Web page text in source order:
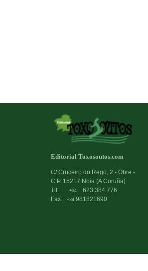
Editorial Toxosoutos.com
C/ Cruceiro do Rego, 2 - Obre -
C.P. 15217 Noia (A Coruña)
Tlf:
+34
623 384 776
Fax:
+34 981821690